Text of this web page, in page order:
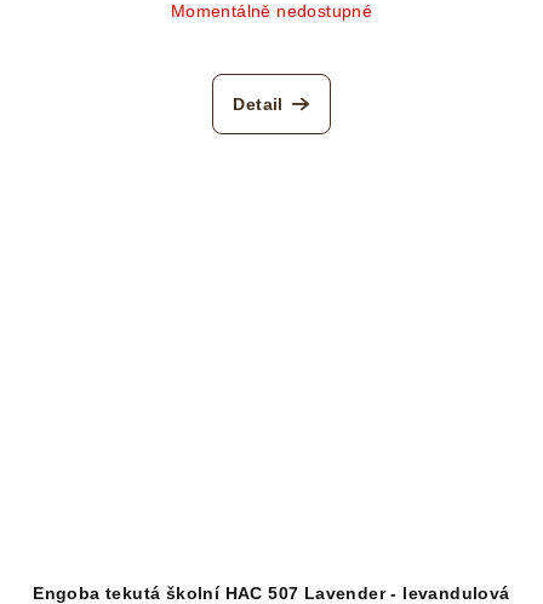
Momentálně nedostupné
Detail
Engoba tekutá školní HAC 507 Lavender - levandulová